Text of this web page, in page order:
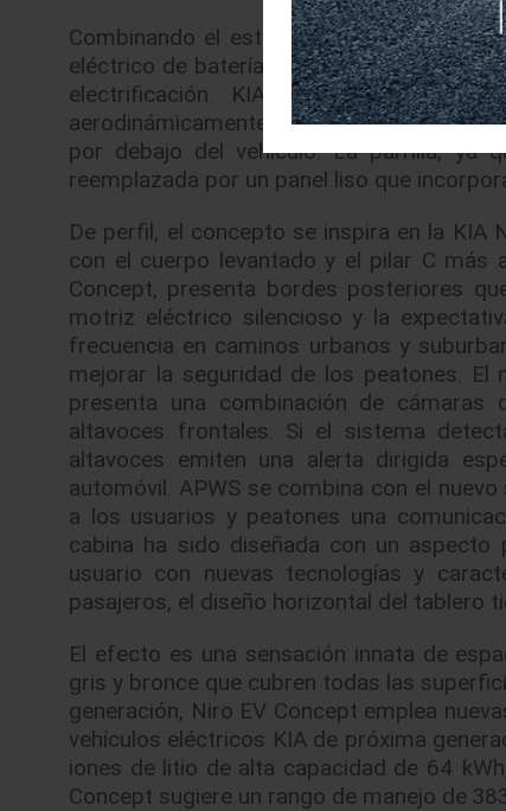
Combinando el estilo de diseño de una
eléctrico de baterías, KIA Niro EV
electrificación. KIA Niro EV Concept
aerodinámicamente eficiente, que
por debajo del vehículo. La parrilla, ya
reemplazada por un panel liso que
De perfil, el concepto se inspira en la KIA
con el cuerpo levantado y el pilar C más
Concept, presenta bordes posteriores
motriz eléctrico silencioso y la
frecuencia en caminos urbanos y
mejorar la seguridad de los peatones. El
presenta una combinación de
altavoces frontales. Si el sistema
altavoces emiten una alerta dirigida
automóvil. APWS se combina con el
a los usuarios y peatones una
cabina ha sido diseñada con un
usuario con nuevas tecnologías y
pasajeros, el diseño horizontal del tablero
El efecto es una sensación innata de
gris y bronce que cubren todas las
generación, Niro EV Concept emplea
vehículos eléctricos KIA de próxima
iones de litio de alta capacidad de 64
Concept sugiere un rango de manejo de